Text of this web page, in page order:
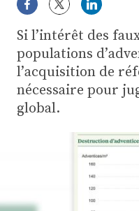
La technique
Pommes de
Guides
Chasse
Si l’intérêt des
populations
l’acquisition de
nécessaire pour
global.